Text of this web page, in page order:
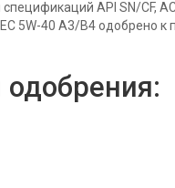
API SN/CF,
5W-40 A3/B4 одобрено